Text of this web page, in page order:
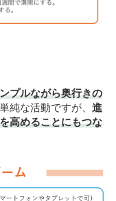
プルながら奥行きの
純な活動ですが、 進
高めることにもつな